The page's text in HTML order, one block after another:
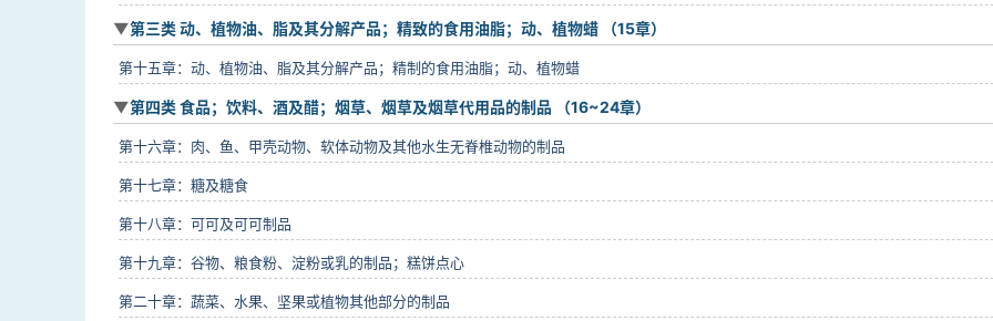
第三类 动、植物油、脂及其分解产品；精致的食用油脂；动、植物蜡 （15章）
第十五章：动、植物油、脂及其分解产品；精制的食用油脂；动、植物蜡
第四类 食品；饮料、酒及醋；烟草、烟草及烟草代用品的制品 （16~24章）
第十六章：肉、鱼、甲壳动物、软体动物及其他水生无脊椎动物的制品
第十七章：糖及糖食
第十八章：可可及可可制品
第十九章：谷物、粮食粉、淀粉或乳的制品；糕饼点心
第二十章：蔬菜、水果、坚果或植物其他部分的制品